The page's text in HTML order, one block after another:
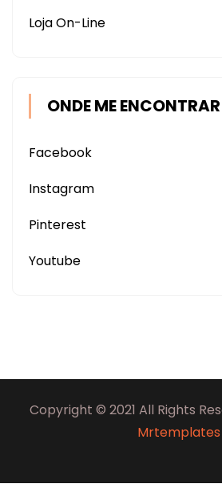
Loja On-Line
ONDE ME ENCONTRAR
Facebook
Instagram
Pinterest
Youtube
Copyright © 2021 All Rights
Mrtemplates